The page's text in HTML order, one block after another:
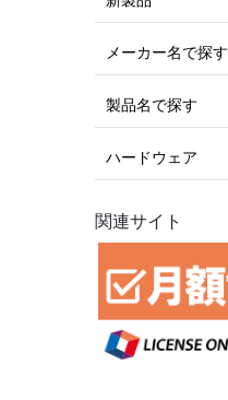
メーカー名で探す
製品名で探す
ハードウェア
関連サイト